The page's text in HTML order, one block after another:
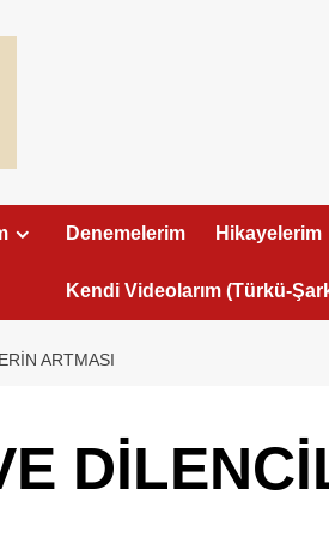
Denemelerim Hikayelerim
Kendi Videolarım (Türkü-
ARTMASI